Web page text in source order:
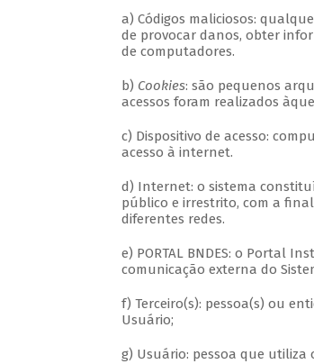
a) Códigos maliciosos:
de provocar danos, obter
de computadores.
b) Cookies: são pequenos
acessos foram realizados
c) Dispositivo de acesso:
acesso à internet.
d) Internet: o sistema
público e irrestrito, com a
diferentes redes.
e) PORTAL BNDES: o Portal
comunicação externa do
f) Terceiro(s): pessoa(s) ou
Usuário;
g) Usuário: pessoa que utiliza